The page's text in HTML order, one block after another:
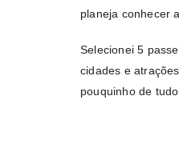
planeja conhecer
Selecionei 5
cidades e
pouquinho de